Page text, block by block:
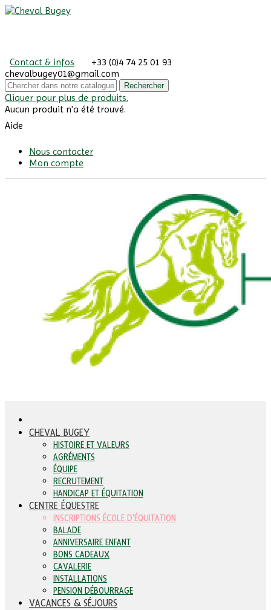
Contact & infos
+33 (0)4 74 25 01 93
chevalbugey01@gmail.com
Rechercher
Cliquer pour plus de produits.
Aucun produit n'a été trouvé.
Aide
Nous contacter
Mon compte
CHEVAL BUGEY
HISTOIRE ET VALEURS
AGRÉMENTS
ÉQUIPE
RECRUTEMENT
HANDICAP ET ÉQUITATION
CENTRE ÉQUESTRE
INSCRIPTIONS ÉCOLE D'ÉQUITATION
BALADE
ANNIVERSAIRE ENFANT
BONS CADEAUX
CAVALERIE
INSTALLATIONS
PENSION DÉBOURRAGE
VACANCES & SÉJOURS